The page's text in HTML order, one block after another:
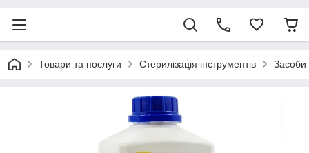
Товари та послуги Стерилізація інструментів Засоби